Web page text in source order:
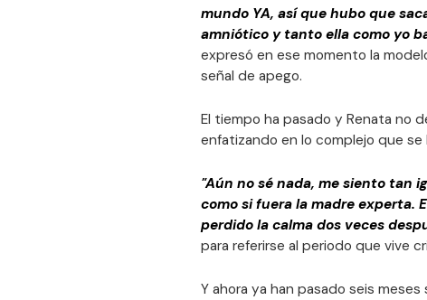
mundo YA, así que hubo que
amniótico y tanto ella como yo
expresó en ese momento la
señal de apego.
El tiempo ha pasado y Renata no
enfatizando en lo complejo que se
"Aún no sé nada, me siento tan
como si fuera la madre experta.
perdido la calma dos veces
para referirse al periodo que vive
Y ahora ya han pasado seis